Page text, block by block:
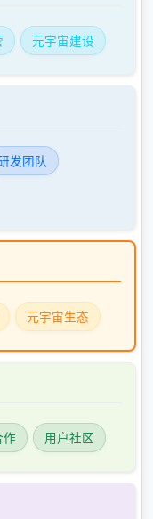
元宇宙建设
发团队
元宇宙生态
作 用户社区